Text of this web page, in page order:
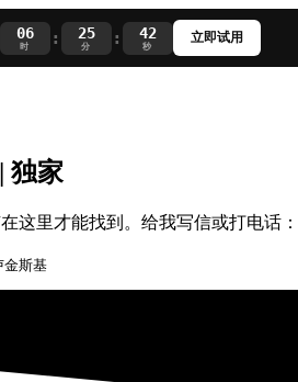
06
时 : 25
分 : 41
秒
立即试用
独家
这里才能找到。给我写信或打电话：
金斯基